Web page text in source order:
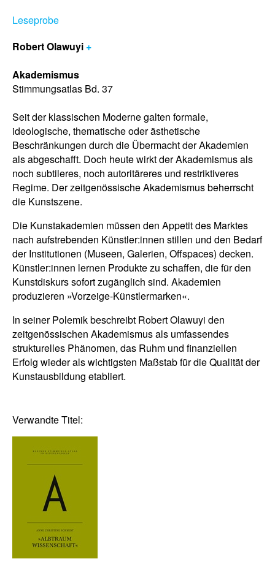
Robert Olawuyi +
Akademismus
Stimmungsatlas Bd. 37
Seit der klassischen Moderne galten formale,
ideologische, thematische oder ästhetische
Beschränkungen durch die Übermacht der Akademien
als abgeschafft. Doch heute wirkt der Akademismus als
noch subtileres, noch autoritäreres und restriktiveres
Regime. Der zeitgenössische Akademismus beherrscht
die Kunstszene.
Die Kunstakademien müssen den Appetit des Marktes
nach aufstrebenden Künstler:innen stillen und den Bedarf
der Institutionen (Museen, Galerien, Offspaces) decken.
Künstler:innen lernen Produkte zu schaffen, die für den
Kunstdiskurs sofort zugänglich sind. Akademien
produzieren »Vorzeige-Künstlermarken«.
In seiner Polemik beschreibt Robert Olawuyi den
zeitgenössischen Akademismus als umfassendes
strukturelles Phänomen, das Ruhm und finanziellen
Erfolg wieder als wichtigsten Maßstab für die Qualität der
Kunstausbildung etabliert.
Leseprobe
Verwandte Titel: